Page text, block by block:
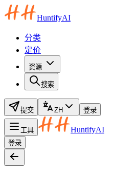
HuntifyAI
分类
定价
资源
搜索
提交 ZH 登录
工具 HuntifyAI
登录